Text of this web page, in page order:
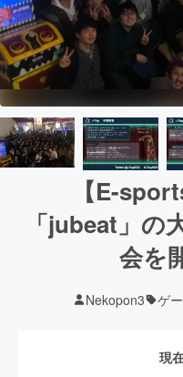
【E-
「jubeat」の
会を
Nekopon3 ゲ
現